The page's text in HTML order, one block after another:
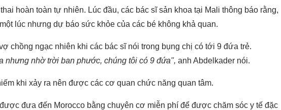
hoàn toàn tự nhiên. Lúc đầu, các bác sĩ sản khoa tại Mali thông báo rằng,
lúc nhưng dự báo sức khỏe của các bé không khả quan.
chồng ngạc nhiên khi các bác sĩ nói trong bụng chị có tới 9 đứa trẻ.
nhưng nhờ trời ban phước, chúng tôi có 9 đứa", anh Abdelkader nói.
khi xảy ra nên được các cơ quan chức năng quan tâm.
đưa đến Morocco bằng chuyên cơ miễn phí để được chăm sóc y tế đặc